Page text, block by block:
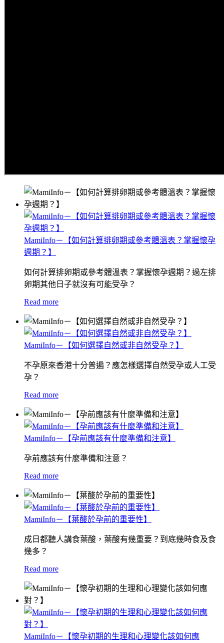
MamiInfo－【如何計算排卵期或參考體溫表？掌握懷孕
週期？】
如何計算排卵期或參考體溫表？掌握懷孕週期？過左排
卵期其他日子就沒有可能受孕？
Read more
MamiInfo－【如何選擇自然或非自然受孕？】
不孕原來香港十分普遍？應怎樣選擇自然受孕或人工受
孕？
Read more
MamiInfo－【孕前應該有什麼準備和注意】
孕前應該有什麼準備和注意？
Read more
MamiInfo－【葉酸於孕前的重要性】
成日都聽人講食葉酸，葉酸有幾重要？到底幾時食及食
幾多？
Read more
MamiInfo－【懷孕初期的生理和心理變化該如何應